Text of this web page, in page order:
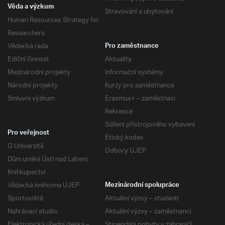
Stravování a ubytování
Věda a výzkum
Human Resources Strategy for
Researchers
Vědecká rada
Ediční činnost
Mezinárodní projekty
Národní projekty
Smluvní výzkum
Pro zaměstnance
Aktuality
Informační systémy
Kurzy pro zaměstnance
Erasmus+ – zaměstnaci
Rekreace
Sdílení přístrojového vybavení
Etický kodex
Odbory UJEP
Pro veřejnost
O Univerzitě
Dům umění Ústí nad Labem
Knihkupectví
Vědecká knihovna UJEP
Sportoviště
Nahrávací studio
Mezinárodní spolupráce
Aktuální výzvy – studenti
Aktuální výzvy – zaměstnanci